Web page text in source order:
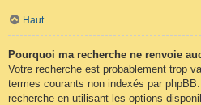
Haut
Pourquoi ma recherche ne renvoie
Votre recherche est probablement trop
termes courants non indexés par
recherche en utilisant les options